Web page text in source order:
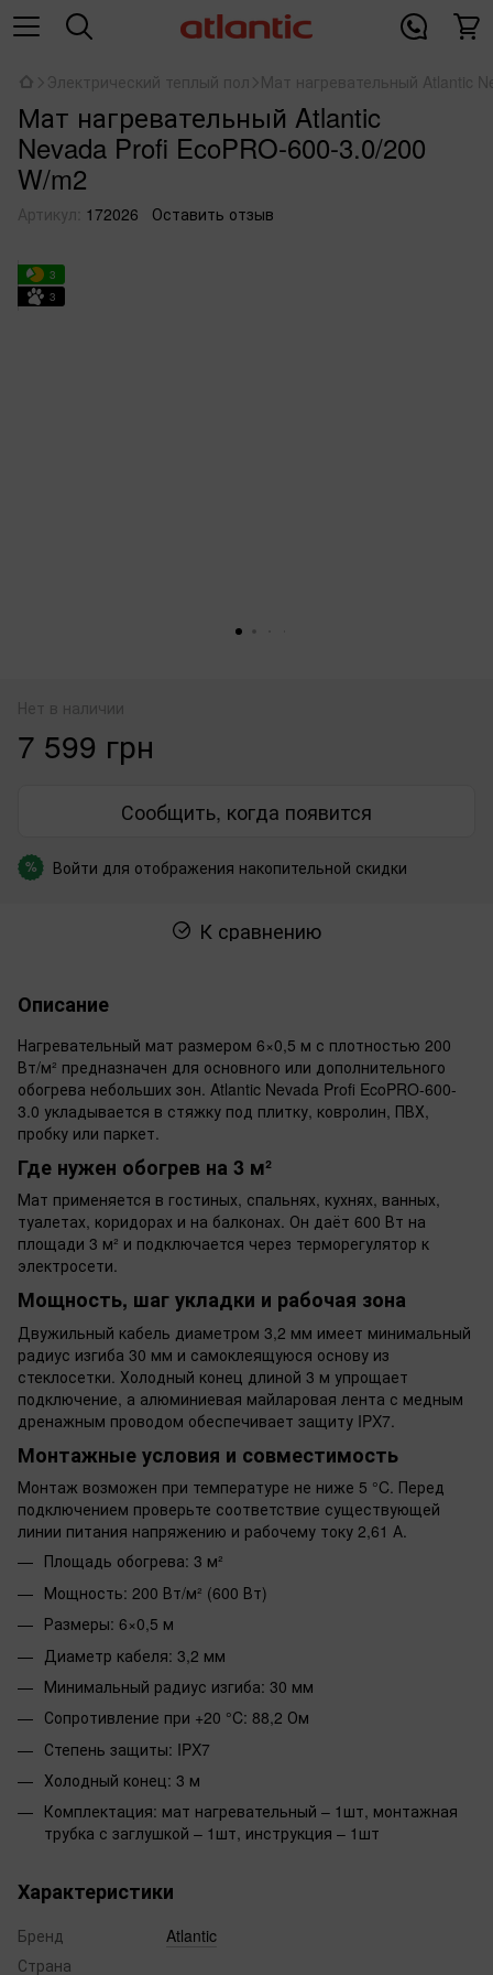
Электрический теплый пол Мат нагревательный Atlantic
Мат нагревательный Atlantic
Nevada Profi EcoPRO-600-3.0/200
W/m2
Артикул: 172026 Оставить отзыв
3
3
Нет в наличии
7 599 грн
Сообщить, когда появится
% Войти для отображения накопительной скидки
К сравнению
Описание
Нагревательный мат размером 6×0,5 м с плотностью 200
Вт/м² предназначен для основного или дополнительного
обогрева небольших зон. Atlantic Nevada Profi EcoPRO-600-
3.0 укладывается в стяжку под плитку, ковролин, ПВХ,
пробку или паркет.
Где нужен обогрев на 3 м²
Мат применяется в гостиных, спальнях, кухнях, ванных,
туалетах, коридорах и на балконах. Он даёт 600 Вт на
площади 3 м² и подключается через терморегулятор к
электросети.
Мощность, шаг укладки и рабочая зона
Двужильный кабель диаметром 3,2 мм имеет минимальный
радиус изгиба 30 мм и самоклеящуюся основу из
стеклосетки. Холодный конец длиной 3 м упрощает
подключение, а алюминиевая майларовая лента с медным
дренажным проводом обеспечивает защиту IPX7.
Монтажные условия и совместимость
Монтаж возможен при температуре не ниже 5 °C. Перед
подключением проверьте соответствие существующей
линии питания напряжению и рабочему току 2,61 А.
Площадь обогрева: 3 м²
Мощность: 200 Вт/м² (600 Вт)
Размеры: 6×0,5 м
Диаметр кабеля: 3,2 мм
Минимальный радиус изгиба: 30 мм
Сопротивление при +20 °C: 88,2 Ом
Степень защиты: IPX7
Холодный конец: 3 м
Комплектация: мат нагревательный – 1шт, монтажная
трубка с заглушкой – 1шт, инструкция – 1шт
Характеристики
Бренд
Atlantic
Страна